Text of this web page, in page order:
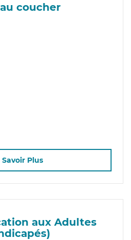
coucher
Savoir Plus
aux Adultes